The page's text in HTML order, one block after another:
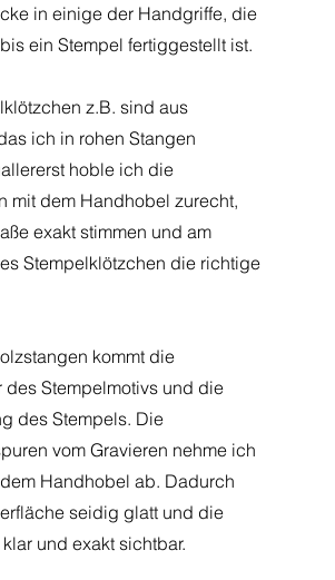
in einige der Handgriffe, die
ein Stempel fertiggestellt ist.
z.B. sind aus
ich in rohen Stangen
hoble ich die
mit dem Handhobel zurecht,
exakt stimmen und am
Stempelklötzchen die richtige
kommt die
des Stempelmotivs und die
des Stempels. Die
vom Gravieren nehme ich
Handhobel ab. Dadurch
seidig glatt und die
und exakt sichtbar.